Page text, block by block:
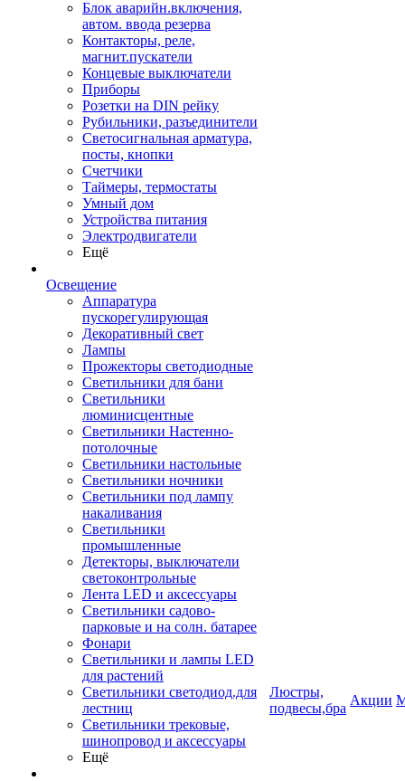
Блок аварийн.включения,
автом. ввода резерва
Контакторы, реле,
магнит.пускатели
Концевые выключатели
Приборы
Розетки на DIN рейку
Рубильники, разъединители
Светосигнальная арматура,
посты, кнопки
Счетчики
Таймеры, термостаты
Умный дом
Устройства питания
Электродвигатели
Ещё
Освещение
Аппаратура
пускорегулирующая
Декоративный свет
Лампы
Прожекторы светодиодные
Светильники для бани
Светильники
люминисцентные
Светильники Настенно-
потолочные
Светильники настольные
Светильники ночники
Светильники под лампу
накаливания
Светильники
промышленные
Детекторы, выключатели
светоконтрольные
Лента LED и аксессуары
Светильники садово-
парковые и на солн. батарее
Фонари
Светильники и лампы LED
для растений
Светильники светодиод.для
лестниц
Светильники трековые,
шинопровод и аксессуары
Ещё
Люстры,
подвесы,бра
Акции